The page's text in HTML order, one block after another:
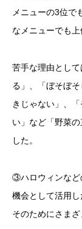
メニューの3位で
なメニューでも上
苦手な理由とし
る」、「ぼそぼ
きじゃない」、
い」など「野菜
した。
③ハロウィンなど
機会として活用し
そのためにさま